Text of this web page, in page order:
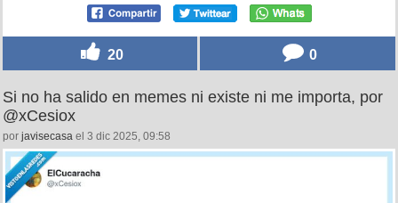
20 0
Si no ha salido en memes ni existe ni me importa, por
@xCesiox
por javisecasa el 3 dic 2025, 09:58